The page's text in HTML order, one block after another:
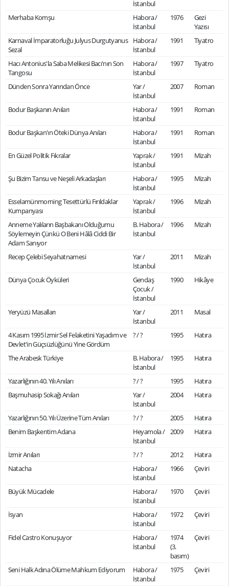
İstanbul
Merhaba Komşu
Habora /
İstanbul
1976
Gezi
Yazısı
Karnaval İmparatorluğu Julyus Durgutyanus
Sezal
Habora /
İstanbul
1991 Tiyatro
Hacı Antonius'la Saba Melikesi Bacı'nın Son
Tangosu
Habora /
İstanbul
1997 Tiyatro
Dünden Sonra Yarından Önce
Yar /
İstanbul
2007 Roman
Bodur Başkanın Anıları
Habora /
İstanbul
1991 Roman
Bodur Başkan'ın Öteki Dünya Anıları
Habora /
İstanbul
1991 Roman
En Güzel Politik Fıkralar
Yaprak /
İstanbul
1991 Mizah
Şu Bizim Tansu ve Neşeli Arkadaşları
Habora /
İstanbul
1995 Mizah
Esselamünmorning Tesettürlü Fırıldaklar
Kumpanyası
Yaprak /
İstanbul
1996 Mizah
Anneme Yalıların Başbakanı Olduğumu
Söylemeyin Çünkü O Beni Hâlâ Ciddi Bir
Adam Sanıyor
B. Habora /
İstanbul
1996 Mizah
Recep Çelebi Seyahatnamesi
Yar /
İstanbul
2011 Mizah
Dünya Çocuk Öyküleri
Gendaş
Çocuk /
İstanbul
1990 Hikâye
Yeryüzü Masalları
Yar /
İstanbul
2011 Masal
4 Kasım 1995 İzmir Sel Felaketini Yaşadım ve
Devlet'in Güçsüzlüğünü Yine Gördüm
? / ? 1995 Hatıra
The Arabesk Türkiye
B. Habora /
İstanbul
1995 Hatıra
Yazarlığının 40. Yılı Anıları ? / ? 1995
Hatıra
Başmuhasip Sokağı Anıları
Yar /
İstanbul
2004 Hatıra
Yazarlığının 50. Yılı Üzerine Tüm Anıları ? / ? 2005
Hatıra
Benim Başkentim Adana
Heyamola /
İstanbul
2009 Hatıra
İzmir Anıları ? / ? 2012
Hatıra
Natacha
Habora /
İstanbul
1966 Çeviri
Büyük Mücadele
Habora /
İstanbul
1970 Çeviri
İsyan
Habora /
İstanbul
1972 Çeviri
Fidel Castro Konuşuyor
Habora /
İstanbul
1974
(3.
basım)
Çeviri
Seni Halk Adına Ölüme Mahkum Ediyorum
Habora /
İstanbul
1975 Çeviri